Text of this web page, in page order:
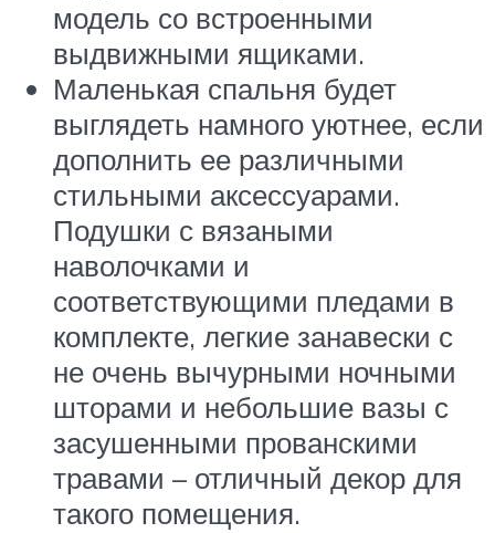
модель со встроенными
выдвижными ящиками.
Маленькая спальня будет
выглядеть намного уютнее, если
дополнить ее различными
стильными аксессуарами.
Подушки с вязаными
наволочками и
соответствующими пледами в
комплекте, легкие занавески с
не очень вычурными ночными
шторами и небольшие вазы с
засушенными прованскими
травами – отличный декор для
такого помещения.